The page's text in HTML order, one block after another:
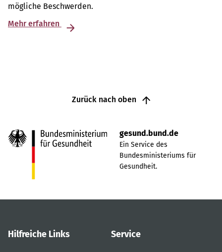
mögliche Beschwerden.
Mehr erfahren
Zurück nach oben
gesund.bund.de
Ein Service des
Bundesministeriums für
Gesundheit.
Hilfreiche Links Service